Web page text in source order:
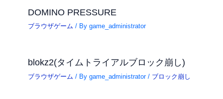
DOMINO PRESSURE
ブラウザゲーム / Bygame_administrator
blokz2(タイムトライアルブロック崩し)
ブラウザゲーム / Bygame_administrator/ ブロック崩し